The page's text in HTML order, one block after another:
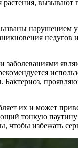
вызывают
нарушением
недугов
Бактериоз,
их и может
тонкую паутину
чтобы избежать